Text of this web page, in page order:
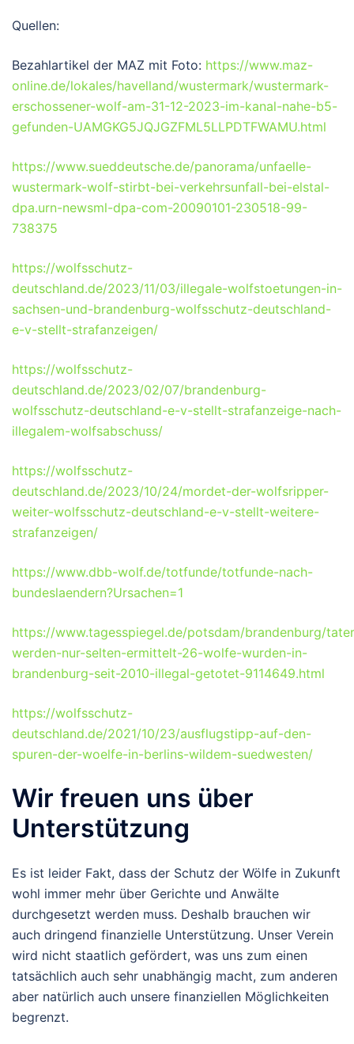
Quellen:
Bezahlartikel der MAZ mit Foto: https://www.maz-
online.de/lokales/havelland/wustermark/wustermark-
erschossener-wolf-am-31-12-2023-im-kanal-nahe-b5-
gefunden-UAMGKG5JQJGZFML5LLPDTFWAMU.html
https://www.sueddeutsche.de/panorama/unfaelle-
wustermark-wolf-stirbt-bei-verkehrsunfall-bei-elstal-
dpa.urn-newsml-dpa-com-20090101-230518-99-
738375
https://wolfsschutz-
deutschland.de/2023/11/03/illegale-wolfstoetungen-in-
sachsen-und-brandenburg-wolfsschutz-deutschland-
e-v-stellt-strafanzeigen/
https://wolfsschutz-
deutschland.de/2023/02/07/brandenburg-
wolfsschutz-deutschland-e-v-stellt-strafanzeige-nach-
illegalem-wolfsabschuss/
https://wolfsschutz-
deutschland.de/2023/10/24/mordet-der-wolfsripper-
weiter-wolfsschutz-deutschland-e-v-stellt-weitere-
strafanzeigen/
https://www.dbb-wolf.de/totfunde/totfunde-nach-
bundeslaendern?Ursachen=1
https://www.tagesspiegel.de/potsdam/brandenburg/
werden-nur-selten-ermittelt-26-wolfe-wurden-in-
brandenburg-seit-2010-illegal-getotet-9114649.html
https://wolfsschutz-
deutschland.de/2021/10/23/ausflugstipp-auf-den-
spuren-der-woelfe-in-berlins-wildem-suedwesten/
Wir freuen uns über
Unterstützung
Es ist leider Fakt, dass der Schutz der Wölfe in Zukunft
wohl immer mehr über Gerichte und Anwälte
durchgesetzt werden muss. Deshalb brauchen wir
auch dringend finanzielle Unterstützung. Unser Verein
wird nicht staatlich gefördert, was uns zum einen
tatsächlich auch sehr unabhängig macht, zum anderen
aber natürlich auch unsere finanziellen Möglichkeiten
begrenzt.